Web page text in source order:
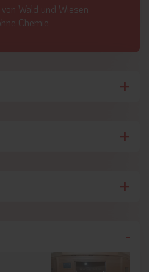
Landschaft des
der Erholung und Ruhe.
der Natur sorgen für
äußere Schönheit. Im Wellness
auch Kosmetik
Wald und Wiesen
Chemie